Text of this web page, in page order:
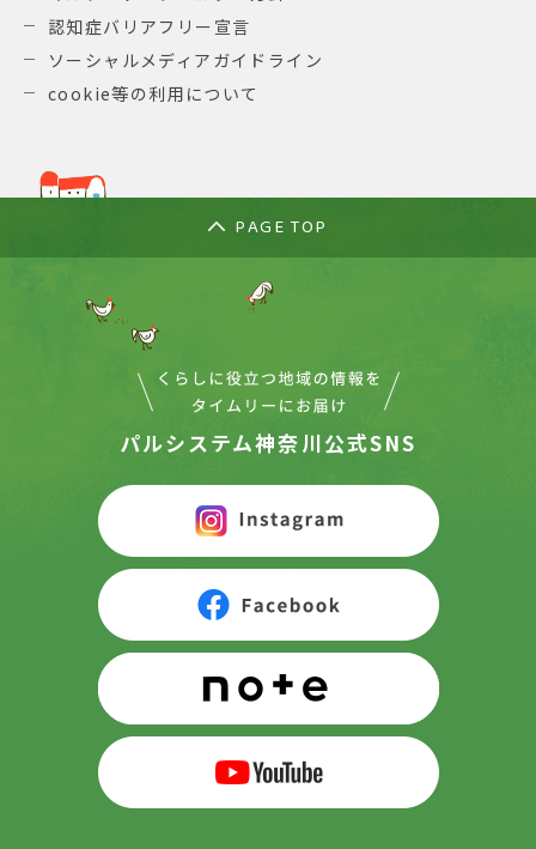
認知症バリアフリー宣言
ソーシャルメディアガイドライン
cookie等の利用について
PAGE TOP
パルシステム神奈川公式SNS